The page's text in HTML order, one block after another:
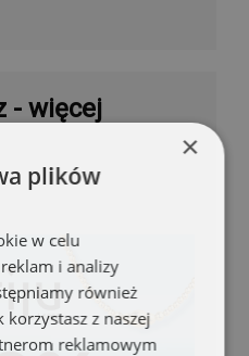
- więcej
×
plików
w celu
i analizy
również
z naszej
reklamowym